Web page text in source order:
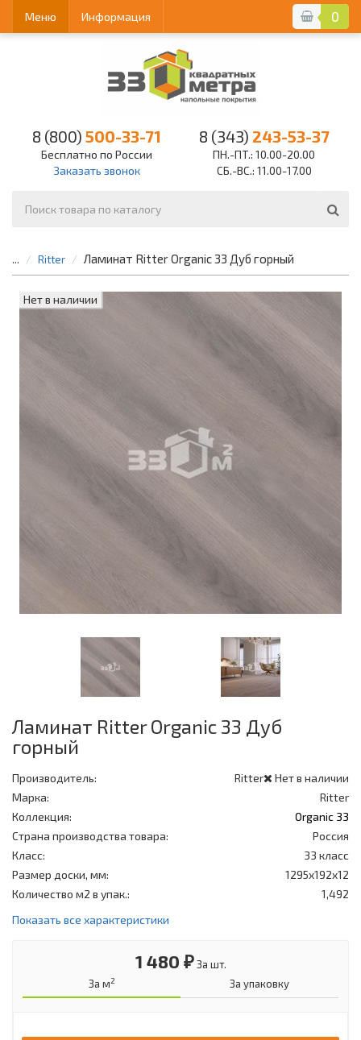
0
Меню Информация
8 (800) 500-33-71
Бесплатно по России
Заказать звонок
8 (343) 243-53-37
ПН.-ПТ.: 10.00-20.00
СБ.-ВС.: 11.00-17.00
... Ritter Ламинат Ritter Organic 33 Дуб горный
Нет в наличии
Ламинат Ritter Organic 33 Дуб
горный
Нет в наличии
Производитель:
Ritter
Марка:
Ritter
Коллекция:
Organic 33
Страна производства товара:
Россия
Класс:
33 класс
Размер доски, мм:
1295x192x12
Количество м2 в упак.:
1,492
Показать все характеристики
1 480 ₽ За шт.
За м2 За упаковку